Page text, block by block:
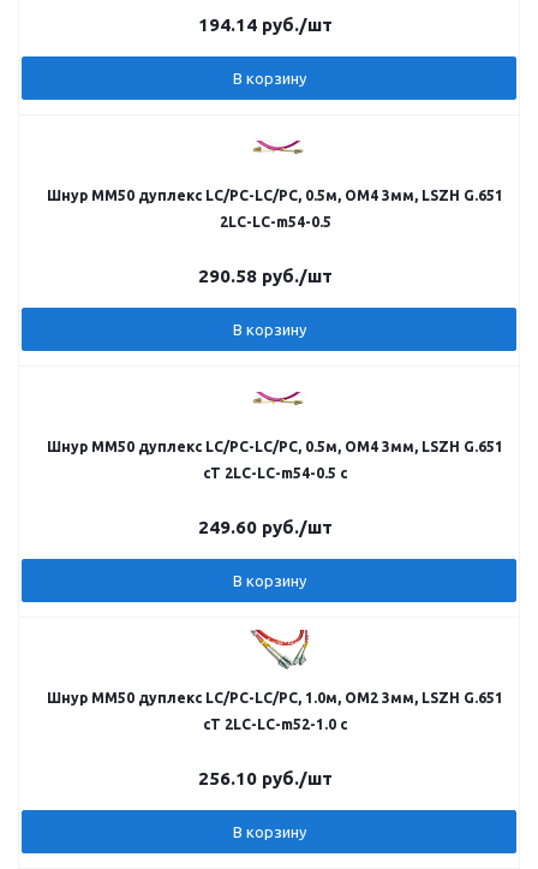
194.14руб./шт
В корзину
Шнур MM50 дуплекс LC/PC-LC/PC, 0.5м, OM4 3мм, LSZH G.651
2LC-LC-m54-0.5
290.58руб./шт
В корзину
Шнур MM50 дуплекс LC/PC-LC/PC, 0.5м, OM4 3мм, LSZH G.651
cT 2LC-LC-m54-0.5 c
249.60руб./шт
В корзину
Шнур MM50 дуплекс LC/PC-LC/PC, 1.0м, OM2 3мм, LSZH G.651
cT 2LC-LC-m52-1.0 c
256.10руб./шт
В корзину